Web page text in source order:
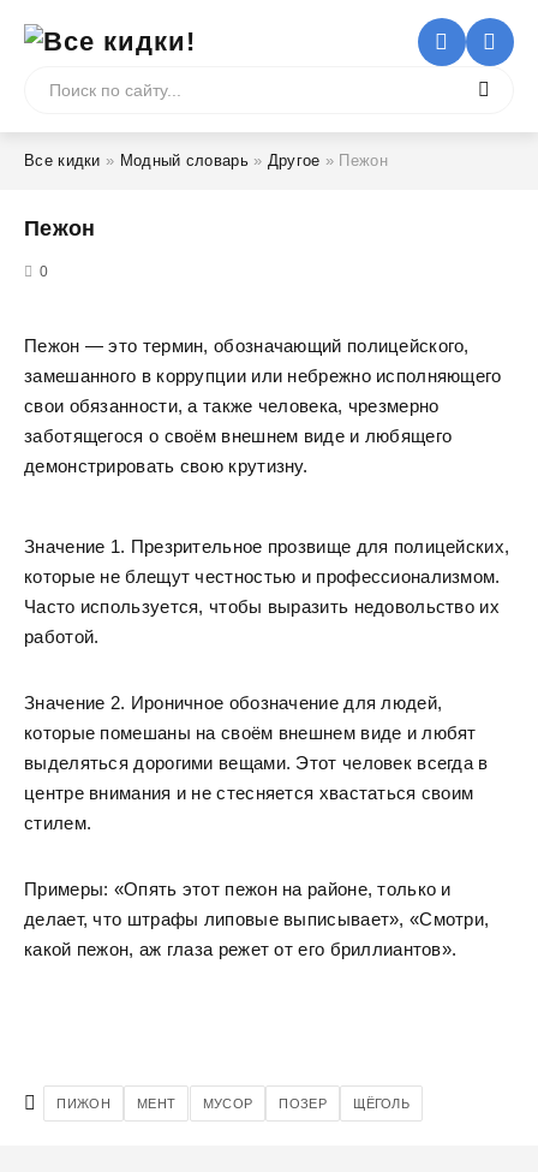
Все кидки » Модный словарь» Другое » Пежон
Пежон
0
Пежон — это термин, обозначающий полицейского,
замешанного в коррупции или небрежно исполняющего
свои обязанности, а также человека, чрезмерно
заботящегося о своём внешнем виде и любящего
демонстрировать свою крутизну.
Значение 1. Презрительное прозвище для полицейских,
которые не блещут честностью и профессионализмом.
Часто используется, чтобы выразить недовольство их
работой.
Значение 2. Ироничное обозначение для людей,
которые помешаны на своём внешнем виде и любят
выделяться дорогими вещами. Этот человек всегда в
центре внимания и не стесняется хвастаться своим
стилем.
Примеры: «Опять этот пежон на районе, только и
делает, что штрафы липовые выписывает», «Смотри,
какой пежон, аж глаза режет от его бриллиантов».
ПИЖОН МЕНТ МУСОР ПОЗЕР ЩЁГОЛЬ